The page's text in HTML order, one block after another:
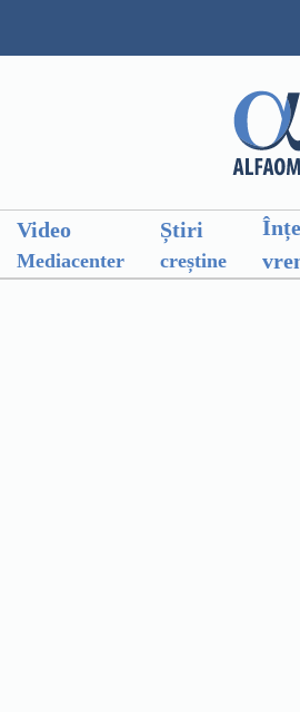
Video
Mediacenter
Știri
creștine